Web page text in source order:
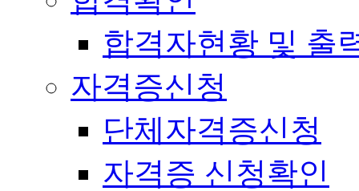
합격자현황 및 출
자격증신청
단체자격증신청
자격증 신청확인